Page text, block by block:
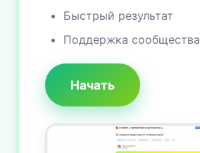
Быстрый результат
Поддержка сообщества
Начать